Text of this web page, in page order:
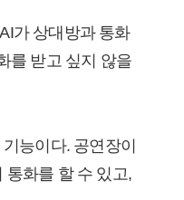
가 상대방과 통화
를 받고 싶지 않을
능이다. 공연장이
통화를 할 수 있고,